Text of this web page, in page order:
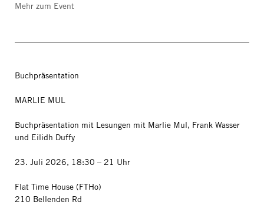
Mehr zum Event
Buchpräsentation
MARLIE MUL
Buchpräsentation mit Lesungen mit Marlie Mul, Frank Wasser
und Eilidh Duffy
23. Juli 2026, 18:30 – 21 Uhr
Flat Time House (FTHo)
210 Bellenden Rd